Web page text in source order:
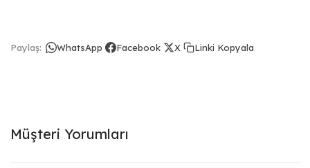
Paylaş: WhatsApp Facebook X Linki Kopyala
Müşteri Yorumları